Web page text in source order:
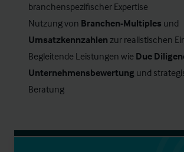
branchenspezifischer Expertise
Nutzung von Branchen-Multiples und
Umsatzkennzahlen zur realistischen
Begleitende Leistungen wie Due
Unternehmensbewertung und
Beratung